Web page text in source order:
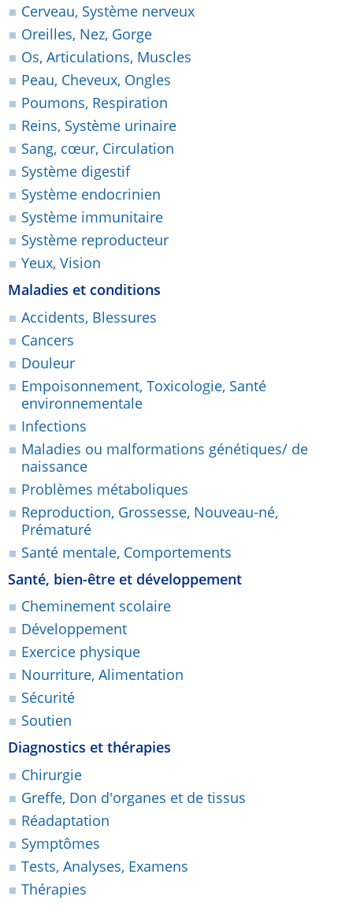
Cerveau, Système nerveux
Oreilles, Nez, Gorge
Os, Articulations, Muscles
Peau, Cheveux, Ongles
Poumons, Respiration
Reins, Système urinaire
Sang, cœur, Circulation
Système digestif
Système endocrinien
Système immunitaire
Système reproducteur
Yeux, Vision
Maladies et conditions
Accidents, Blessures
Cancers
Douleur
Empoisonnement, Toxicologie, Santé
environnementale
Infections
Maladies ou malformations génétiques/ de
naissance
Problèmes métaboliques
Reproduction, Grossesse, Nouveau-né,
Prématuré
Santé mentale, Comportements
Santé, bien-être et développement
Cheminement scolaire
Développement
Exercice physique
Nourriture, Alimentation
Sécurité
Soutien
Diagnostics et thérapies
Chirurgie
Greffe, Don d'organes et de tissus
Réadaptation
Symptômes
Tests, Analyses, Examens
Thérapies